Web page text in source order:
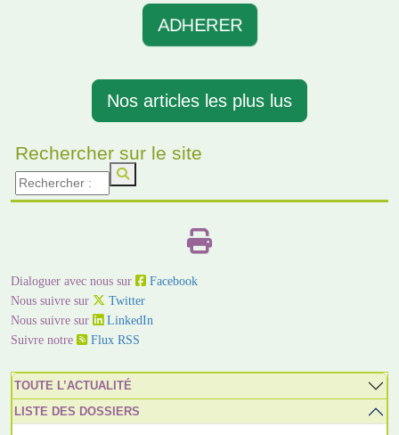
ADHERER
Nos articles les plus lus
Rechercher sur le site
Dialoguer avec nous sur
Facebook
Nous suivre sur
Twitter
Nous suivre sur
LinkedIn
Suivre notre
Flux RSS
TOUTE L’ACTUALITÉ
LISTE DES DOSSIERS